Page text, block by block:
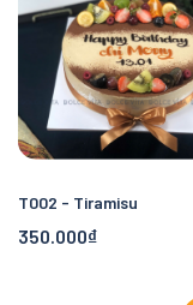
T002 - Tiramisu
350.000₫